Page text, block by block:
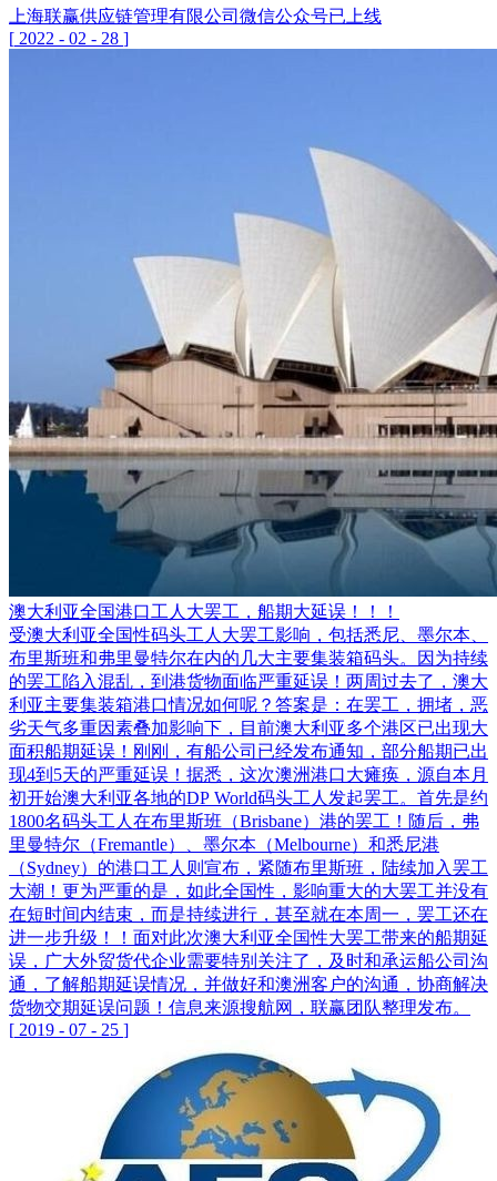
上海联赢供应链管理有限公司微信公众号已上线
[ 2022 - 02 - 28 ]
澳大利亚全国港口工人大罢工，船期大延误！！！
受澳大利亚全国性码头工人大罢工影响，包括悉尼、墨尔本、
布里斯班和弗里曼特尔在内的几大主要集装箱码头。因为持续
的罢工陷入混乱，到港货物面临严重延误！两周过去了，澳大
利亚主要集装箱港口情况如何呢？答案是：在罢工，拥堵，恶
劣天气多重因素叠加影响下，目前澳大利亚多个港区已出现大
面积船期延误！刚刚，有船公司已经发布通知，部分船期已出
现4到5天的严重延误！据悉，这次澳洲港口大瘫痪，源自本月
初开始澳大利亚各地的DP World码头工人发起罢工。首先是约
1800名码头工人在布里斯班（Brisbane）港的罢工！随后，弗
里曼特尔（Fremantle）、墨尔本（Melbourne）和悉尼港
（Sydney）的港口工人则宣布，紧随布里斯班，陆续加入罢工
大潮！更为严重的是，如此全国性，影响重大的大罢工并没有
在短时间内结束，而是持续进行，甚至就在本周一，罢工还在
进一步升级！！面对此次澳大利亚全国性大罢工带来的船期延
误，广大外贸货代企业需要特别关注了，及时和承运船公司沟
通，了解船期延误情况，并做好和澳洲客户的沟通，协商解决
货物交期延误问题！信息来源搜航网，联赢团队整理发布。
[ 2019 - 07 - 25 ]